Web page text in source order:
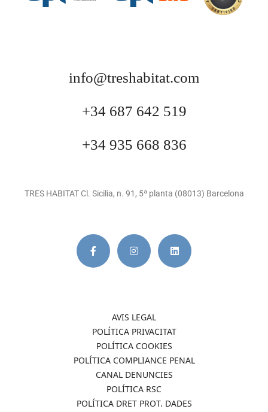
info@treshabitat.com
+34 687 642 519
+34 935 668 836
TRES HABITAT Cl. Sicilia, n. 91, 5ª planta (08013) Barcelona
AVIS LEGAL
POLÍTICA PRIVACITAT
POLÍTICA COOKIES
POLÍTICA COMPLIANCE PENAL
CANAL DENUNCIES
POLÍTICA RSC
POLÍTICA DRET PROT. DADES